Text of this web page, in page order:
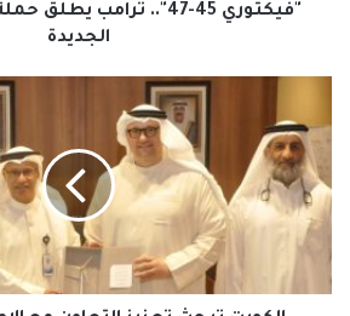
"فيكتوري 45-47".. ترامب
الجديدة
تعزيز
التعاون
مع
الإمارات
الطاقة
المتجددة